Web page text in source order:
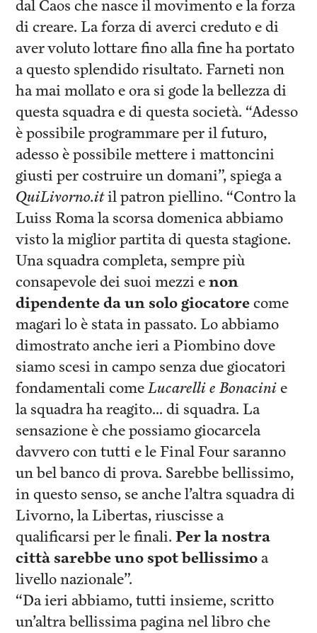
dal Caos che nasce il movimento e la forza
di creare. La forza di averci creduto e di
aver voluto lottare fino alla fine ha portato
a questo splendido risultato. Farneti non
ha mai mollato e ora si gode la bellezza di
questa squadra e di questa società. “Adesso
è possibile programmare per il futuro,
adesso è possibile mettere i mattoncini
giusti per costruire un domani”, spiega a
QuiLivorno.itil patron piellino. “Contro la
Luiss Roma la scorsa domenica abbiamo
visto la miglior partita di questa stagione.
Una squadra completa, sempre più
consapevole dei suoi mezzi enon
dipendente da un solo giocatorecome
magari lo è stata in passato. Lo abbiamo
dimostrato anche ieri a Piombino dove
siamo scesi in campo senza due giocatori
fondamentali comeLucarelli e Bonacinie
la squadra ha reagito… di squadra. La
sensazione è che possiamo giocarcela
davvero con tutti e le Final Four saranno
un bel banco di prova. Sarebbe bellissimo,
in questo senso, se anche l’altra squadra di
Livorno, la Libertas, riuscisse a
qualificarsi per le finali.Per la nostra
città sarebbe uno spot bellissimoa
livello nazionale”.
“Da ieri abbiamo, tutti insieme, scritto
un’altra bellissima pagina nel libro che